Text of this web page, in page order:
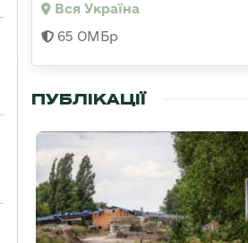
Вся Україна
65 ОМБр
ПУБЛІКАЦІЇ